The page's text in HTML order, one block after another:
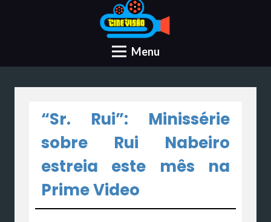
Menu
“Sr. Rui”: Minissérie
sobre Rui Nabeiro
estreia este mês na
Prime Video